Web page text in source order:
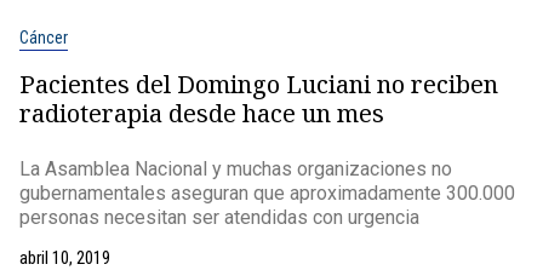
Cáncer
Pacientes del Domingo Luciani no reciben
radioterapia desde hace un mes
La Asamblea Nacional y muchas organizaciones no
gubernamentales aseguran que aproximadamente 300.000
personas necesitan ser atendidas con urgencia
abril 10, 2019